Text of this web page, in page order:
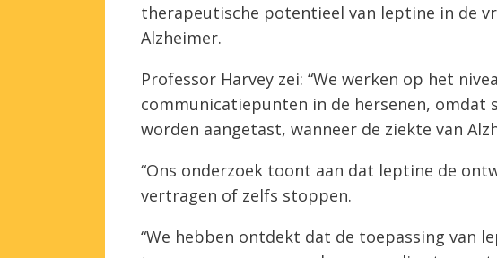
therapeutische potentieel van leptine in de
Alzheimer.
Professor Harvey zei: “We werken op het
communicatiepunten in de hersenen, omdat
worden aangetast, wanneer de ziekte van
“Ons onderzoek toont aan dat leptine de
vertragen of zelfs stoppen.
“We hebben ontdekt dat de toepassing van